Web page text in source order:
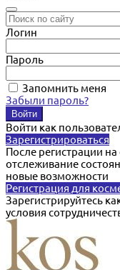
Логин
Пароль
Запомнить меня
Забыли пароль?
Войти как
Зарегистрироваться
После регистрации
отслеживание
новые возможности
Регистрация для
Зарегистрируйтесь
условия